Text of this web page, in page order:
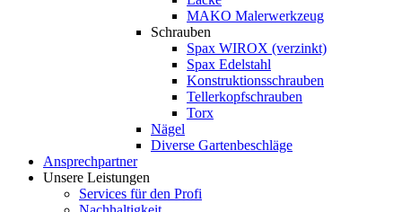
MAKO Malerwerkzeug
Schrauben
Spax WIROX (verzinkt)
Spax Edelstahl
Konstruktionsschrauben
Tellerkopfschrauben
Torx
Nägel
Diverse Gartenbeschläge
Ansprechpartner
Unsere Leistungen
Services für den Profi